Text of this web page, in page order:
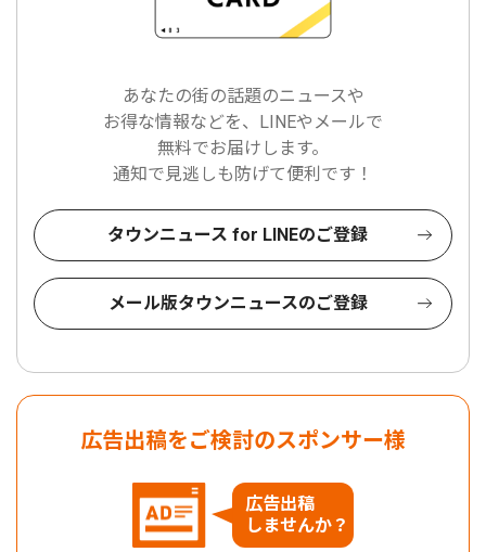
あなたの街の話題のニュースや
お得な情報などを、LINEやメールで
無料でお届けします。
通知で見逃しも防げて便利です！
タウンニュース for LINEのご登録
メール版タウンニュースのご登録
広告出稿をご検討のスポンサー様
広告出稿
しませんか？